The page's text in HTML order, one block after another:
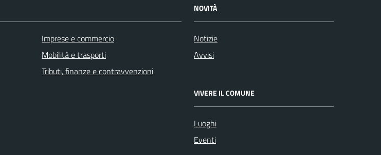
Imprese e commercio
Mobilità e trasporti
Tributi, finanze e contravvenzioni
NOVITÀ
Notizie
Avvisi
VIVERE IL COMUNE
Luoghi
Eventi